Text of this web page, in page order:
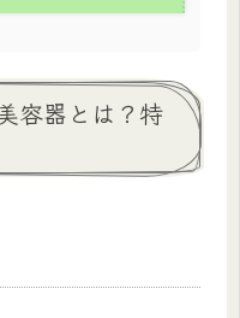
容器とは？特